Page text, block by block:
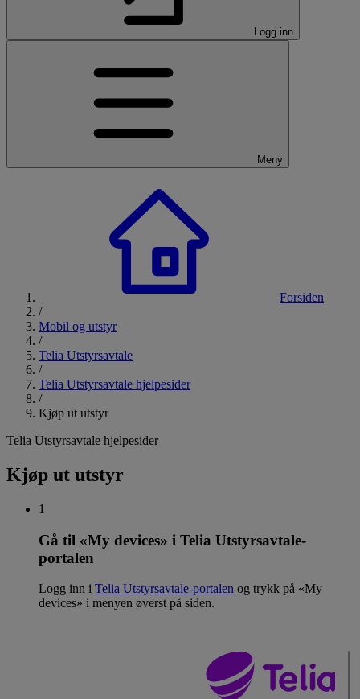
Logg inn
Meny
Forsiden
/
Mobil og utstyr
/
Telia Utstyrsavtale
/
Telia Utstyrsavtale hjelpesider
/
Kjøp ut utstyr
Telia Utstyrsavtale hjelpesider
Kjøp ut utstyr
1
Gå til «My devices» i Telia Utstyrsavtale-
portalen
Logg inn i Telia Utstyrsavtale-portalen og trykk på «My
devices» i menyen øverst på siden.